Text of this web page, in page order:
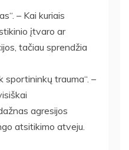
– Kai kuriais
įtvaro ar
tačiau sprendžia
sportininkų trauma“. –
agresijos
atsitikimo atveju.